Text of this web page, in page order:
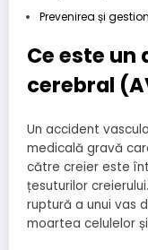
Prevenirea și
Ce este
cerebral
Un accident
medicală gravă
către creier este
țesuturilor
ruptură a unui vas
moartea celulelor